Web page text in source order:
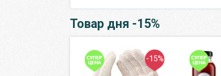
Товар дня -15%
-15%